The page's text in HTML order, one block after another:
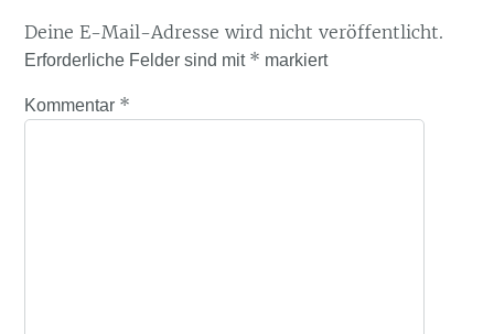
Deine E-Mail-Adresse wird nicht veröffentlicht.
Erforderliche Felder sind mit * markiert
Kommentar *